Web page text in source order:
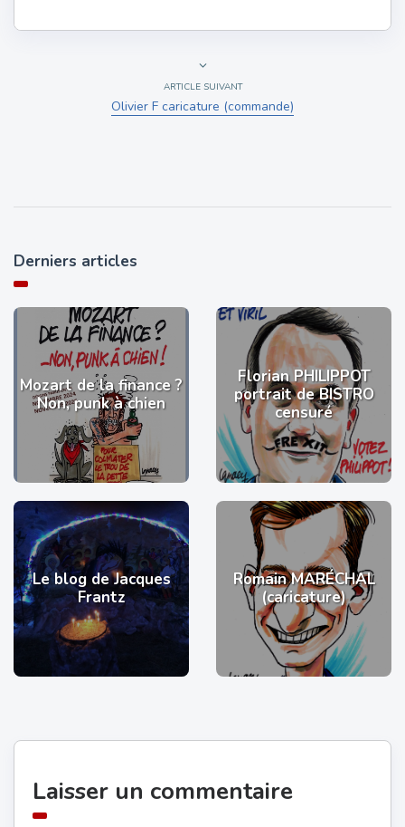
ARTICLE SUIVANT
Olivier F caricature (commande)
Derniers articles
Mozart de la finance ?
Non, punk à chien
Florian PHILIPPOT
portrait de BISTRO
censuré
Le blog de Jacques
Frantz
Romain MARÉCHAL
(caricature)
Laisser un commentaire